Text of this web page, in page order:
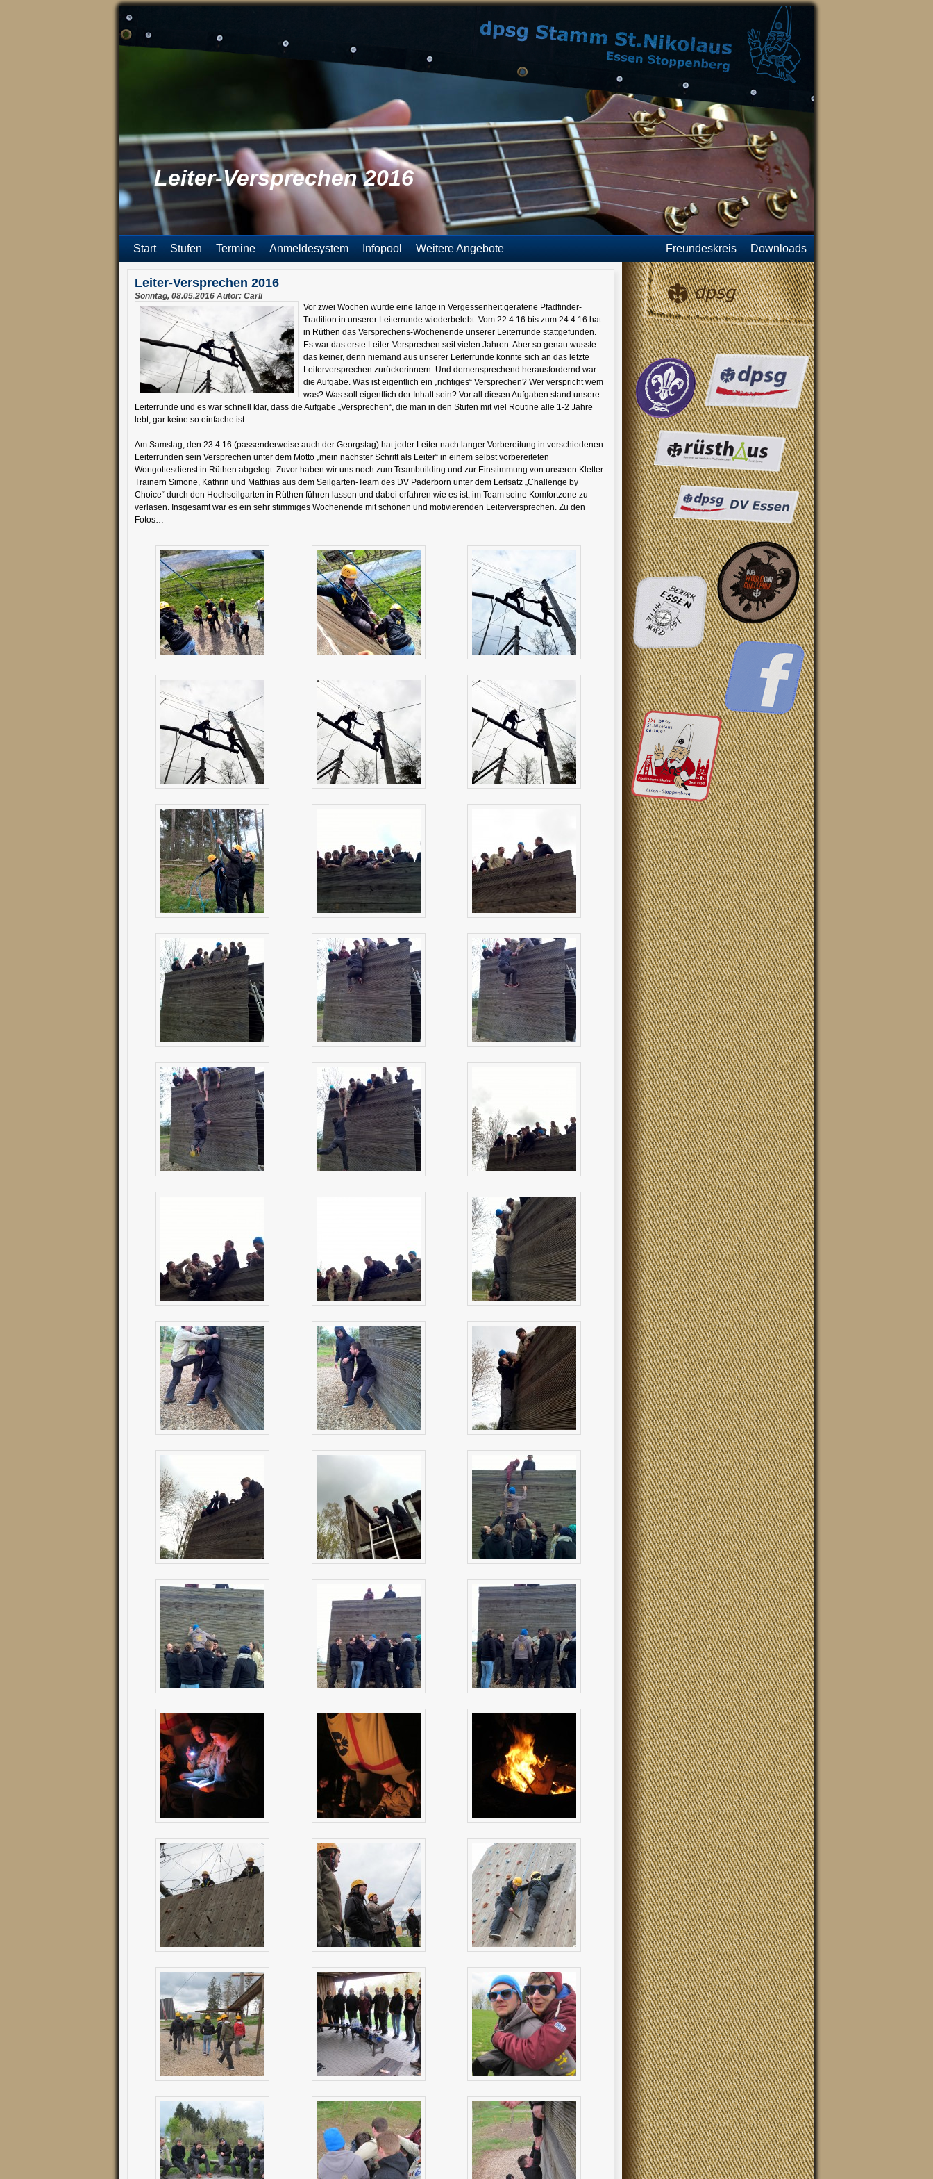
Leiter-Versprechen 2016
Start Stufen Termine Anmeldesystem Infopool Weitere Angebote Downloads
Freundeskreis
Leiter-Versprechen 2016
Sonntag, 08.05.2016 Autor: Carli
Vor zwei Wochen wurde eine lange in Vergessenheit geratene Pfadfinder-
Tradition in unserer Leiterrunde wiederbelebt. Vom 22.4.16 bis zum 24.4.16 hat
in Rüthen das Versprechens-Wochenende unserer Leiterrunde stattgefunden.
Es war das erste Leiter-Versprechen seit vielen Jahren. Aber so genau wusste
das keiner, denn niemand aus unserer Leiterrunde konnte sich an das letzte
Leiterversprechen zurückerinnern. Und demensprechend herausfordernd war
die Aufgabe. Was ist eigentlich ein „richtiges“ Versprechen? Wer verspricht wem
was? Was soll eigentlich der Inhalt sein? Vor all diesen Aufgaben stand unsere
Leiterrunde und es war schnell klar, dass die Aufgabe „Versprechen“, die man in den Stufen mit viel Routine alle 1-2 Jahre
lebt, gar keine so einfache ist.
Am Samstag, den 23.4.16 (passenderweise auch der Georgstag) hat jeder Leiter nach langer Vorbereitung in verschiedenen
Leiterrunden sein Versprechen unter dem Motto „mein nächster Schritt als Leiter“ in einem selbst vorbereiteten
Wortgottesdienst in Rüthen abgelegt. Zuvor haben wir uns noch zum Teambuilding und zur Einstimmung von unseren Kletter-
Trainern Simone, Kathrin und Matthias aus dem Seilgarten-Team des DV Paderborn unter dem Leitsatz „Challenge by
Choice“ durch den Hochseilgarten in Rüthen führen lassen und dabei erfahren wie es ist, im Team seine Komfortzone zu
verlasen. Insgesamt war es ein sehr stimmiges Wochenende mit schönen und motivierenden Leiterversprechen. Zu den
Fotos…